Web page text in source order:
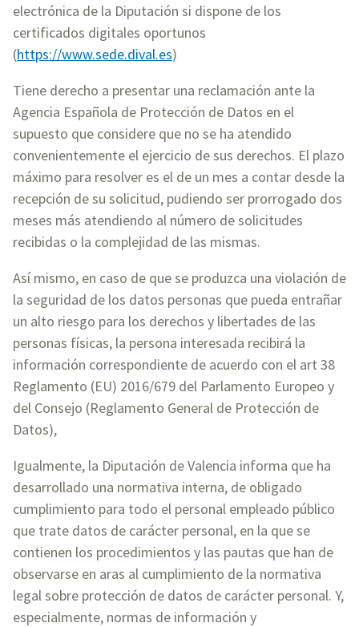
electrónica de la Diputación si dispone de los
certificados digitales oportunos
(https://www.sede.dival.es)
Tiene derecho a presentar una reclamación ante la
Agencia Española de Protección de Datos en el
supuesto que considere que no se ha atendido
convenientemente el ejercicio de sus derechos. El plazo
máximo para resolver es el de un mes a contar desde la
recepción de su solicitud, pudiendo ser prorrogado dos
meses más atendiendo al número de solicitudes
recibidas o la complejidad de las mismas.
Así mismo, en caso de que se produzca una violación de
la seguridad de los datos personas que pueda entrañar
un alto riesgo para los derechos y libertades de las
personas físicas, la persona interesada recibirá la
información correspondiente de acuerdo con el art 38
Reglamento (EU) 2016/679 del Parlamento Europeo y
del Consejo (Reglamento General de Protección de
Datos),
Igualmente, la Diputación de Valencia informa que ha
desarrollado una normativa interna, de obligado
cumplimiento para todo el personal empleado público
que trate datos de carácter personal, en la que se
contienen los procedimientos y las pautas que han de
observarse en aras al cumplimiento de la normativa
legal sobre protección de datos de carácter personal. Y,
especialmente, normas de información y